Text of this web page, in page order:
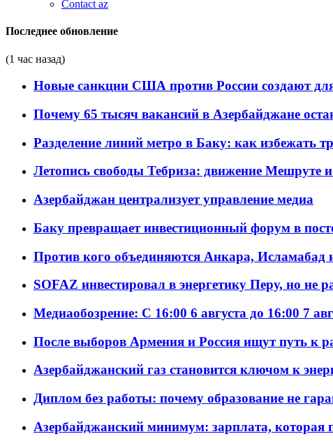
Contact az
Последнее обновление
(1 час назад)
Новые санкции США против России создают
Почему 65 тысяч вакансий в Азербайджане
Разделение линий метро в Баку: как избежать
Летопись свободы Тебриза: движение Мешруте и
Азербайджан централизует управление медиа
Баку превращает инвестиционный форум в
Против кого объединяются Анкара, Исламабад
SOFAZ инвестировал в энергетику Перу, но не
Медиаобозрение: С 16:00 6 августа до 16:00 7
После выборов Армения и Россия ищут путь к
Азербайджанский газ становится ключом к
Диплом без работы: почему образование не
Азербайджанский минимум: зарплата,